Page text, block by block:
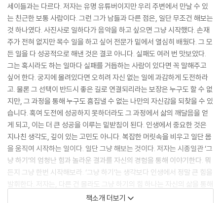
세이들과는 다르다. 저자는 유명 유튜버이지만 우리 주변에서 만날 수 있
는 친근한 보통 사람이다. 그런 그가 남들과 다른 점은, 일단 무조건 해보는
것 하나였다. 사진사로 일하다가 음악을 하고 싶으면 그냥 시작했다. 손재
주가 전혀 없지만 목수 일을 하고 싶어 전문가 밑에서 열심히 배웠다. 그 모
든 일을 다 성공적으로 해낸 것은 결코 아니다. 실패도 여러 번 맛보았다.
그는 혹시라도 하는 일마다 실패를 거듭하는 사람이 있다면 꼭 말해주고
싶어 한다. 궁지에 몰려있다면 오히려 자신 없는 일에 과감하게 도전하라
고. 물론 그 선택이 반드시 좋은 길로 연결되리라는 보장은 누구도 할 수 없
지만, 그 과정을 통해 누구도 흠집낼 수 없는 나만의 자신감을 되찾을 수 있
습니다. 혹여 도전에 성공하지 못하더라도 그 과정에서 삶의 깨달음을 얻
게 되고, 이는 더 큰 성공을 이루는 밑받침이 된다. 인생에서 중요한 것은
지나친 생각도, 깊이 있는 고민도 아니다. 복잡한 머릿속을 비우고 일단 몸
을 움직여 시작하는 일이다. 일단 그냥 해보는 것이다. 저자는 시종일관 ‘그
냥 하기’의 엄청난 힘과 놀라운 결과를 자신의 경험을 통해 이야기한다. 뭐
든지 그냥 한번 시작해보라. ‘그냥 하기’는 생각보다 인생에서 정말 큰 힘을
발휘한다. 저자는, 다른 건 몰라도 그냥 하기의 힘 하나는 자신의 삶을 통해
증명할 수 있다고 힘주어 여러 번 강조한다.
책소개 더보기